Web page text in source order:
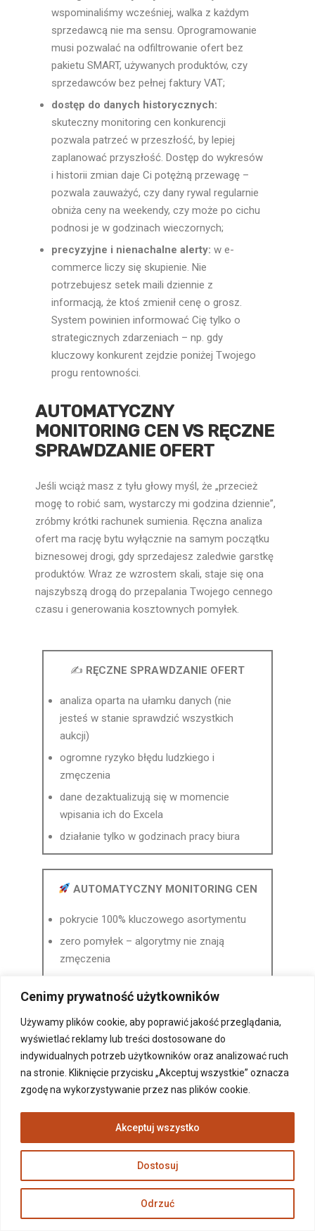
Cenimy prywatność użytkowników
Używamy plików cookie, aby poprawić jakość przeglądania,
wyświetlać reklamy lub treści dostosowane do
indywidualnych potrzeb użytkowników oraz analizować ruch
na stronie. Kliknięcie przycisku „Akceptuj wszystkie” oznacza
zgodę na wykorzystywanie przez nas plików cookie.
Dostosuj
Odrzuć
Akceptuj wszystko
wspominaliśmy wcześniej, walka z każdym
sprzedawcą nie ma sensu. Oprogramowanie
musi pozwalać na odfiltrowanie ofert bez
pakietu SMART, używanych produktów, czy
sprzedawców bez pełnej faktury VAT;
dostęp do danych historycznych:
skuteczny monitoring cen konkurencji
pozwala patrzeć w przeszłość, by lepiej
zaplanować przyszłość. Dostęp do wykresów
i historii zmian daje Ci potężną przewagę –
pozwala zauważyć, czy dany rywal regularnie
obniża ceny na weekendy, czy może po cichu
podnosi je w godzinach wieczornych;
precyzyjne i nienachalne alerty: w e-
commerce liczy się skupienie. Nie
potrzebujesz setek maili dziennie z
informacją, że ktoś zmienił cenę o grosz.
System powinien informować Cię tylko o
strategicznych zdarzeniach – np. gdy
kluczowy konkurent zejdzie poniżej Twojego
progu rentowności.
AUTOMATYCZNY
MONITORING CEN VS RĘCZNE
SPRAWDZANIE OFERT
Jeśli wciąż masz z tyłu głowy myśl, że „przecież
mogę to robić sam, wystarczy mi godzina dziennie”,
zróbmy krótki rachunek sumienia. Ręczna analiza
ofert ma rację bytu wyłącznie na samym początku
biznesowej drogi, gdy sprzedajesz zaledwie garstkę
produktów. Wraz ze wzrostem skali, staje się ona
najszybszą drogą do przepalania Twojego cennego
czasu i generowania kosztownych pomyłek.
✍️ RĘCZNE SPRAWDZANIE OFERT
analiza oparta na ułamku danych (nie
jesteś w stanie sprawdzić wszystkich
aukcji)
ogromne ryzyko błędu ludzkiego i
zmęczenia
dane dezaktualizują się w momencie
wpisania ich do Excela
działanie tylko w godzinach pracy biura
AUTOMATYCZNY MONITORING CEN
pokrycie 100% kluczowego asortymentu
zero pomyłek – algorytmy nie znają
zmęczenia
rzeczywistym
praca 24/7, także w weekendy i święta
(kiedy ruch jest największy!)
Przewaga technologii jest tu bezdyskusyjna.
Automatyzacja pozwala zamienić powtarzalną,
żmudną pracę w precyzyjny proces, który napędza
sprzedaż. Zamiast marnować godziny na
odświeżanie stron w przeglądarce, możesz w tym
czasie szukać nowych dostawców lub
optymalizować kampanie reklamowe!